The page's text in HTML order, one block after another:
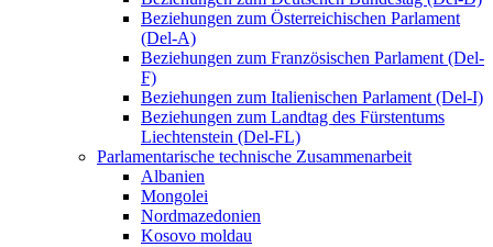
Beziehungen zum Österreichischen Parlament
(Del-A)
Beziehungen zum Französischen Parlament (Del-
F)
Beziehungen zum Italienischen Parlament (Del-I)
Beziehungen zum Landtag des Fürstentums
Liechtenstein (Del-FL)
Parlamentarische technische Zusammenarbeit
Albanien
Mongolei
Nordmazedonien
Kosovo moldau